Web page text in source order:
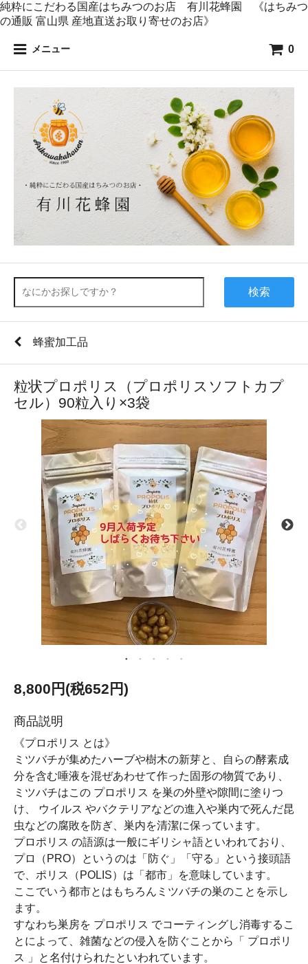
純粋にこだわる国産はちみつのお店 有川花蜂園 《はちみつ
の通販 富山県 産地直送お取り寄せのお店》
メニュー 0
検索
蜂蜜加工品
粒状プロポリス（プロポリスソフトカプ
セル）90粒入り×3袋
8,800円(税652円)
商品説明
《プロポリス とは》
ミツバチが集めたハーブや樹木の新芽と、自らの酵素成
分を含む唾液を混ぜあわせて作った固形の物質であり、
ミツバチはこの プロポリス を巣の外壁や隙間に塗りつ
け、 ウイルス やバクテリアなどの進入や巣内で死んだ昆
虫などの腐敗を防ぎ、巣内を清潔に保っています。
プロポリス の語源は一般にギリシャ語といわれており、
プロ（PRO）というのは「防ぐ」「守る」という接頭語
で、ポリス（POLIS）は「都市」を意味しています。
ここでいう都市とはもちろんミツバチの巣のことを示し
ます。
すなわち巣房を プロポリス でコーティングし消毒するこ
とによって、雑菌などの侵入を防ぐことから「 プロポリ
ス 」と名付けられたといわれています。